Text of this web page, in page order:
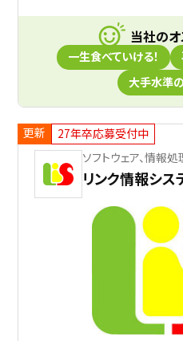
当社の
一生食べていける！
大手水準
更新
27年卒応募受付中
ソフトウェア、情報処
リンク情報シス